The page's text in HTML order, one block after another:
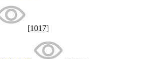
[1017]